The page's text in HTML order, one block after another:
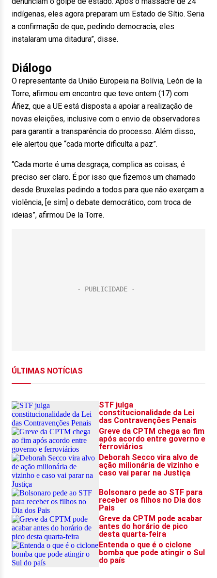
indígenas, eles agora preparam um Estado de Sítio. Seria
a confirmação de que, pedindo democracia, eles
instalaram uma ditadura”, disse.
Diálogo
O representante da União Europeia na Bolívia, León de la
Torre, afirmou em encontro que teve ontem (17) com
Áñez, que a UE está disposta a apoiar a realização de
novas eleições, inclusive com o envio de observadores
para garantir a transparência do processo. Além disso,
ele alertou que “cada morte dificulta a paz”.
“Cada morte é uma desgraça, complica as coisas, é
preciso ser claro. É por isso que fizemos um chamado
desde Bruxelas pedindo a todos para que não exerçam a
violência, [e sim] o debate democrático, com troca de
ideias”, afirmou De la Torre.